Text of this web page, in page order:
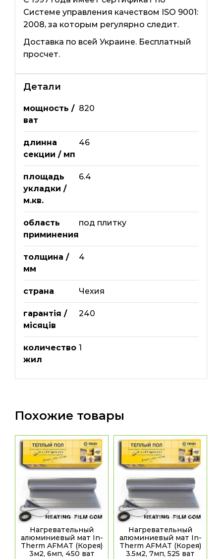
Системе управления качеством ISO 9001:
2008, за которым регулярно следит.
Доставка по всей Украине. Бесплатный
просчет.
Детали
мощность /
ват
820
длинна
секции / мп
46
площадь
укладки /
м.кв.
6.4
область
приминения
под плитку
толщина /
мм
4
страна Чехия
гарантія /
місяців
240
количество
жил
1
Похожие товары
Нагревательный
алюминиевый мат In-
Therm AFMAT (Корея)
3м2, 6мп, 450 ват
Нагревательный
алюминиевый мат In-
Therm AFMAT (Корея)
3.5м2, 7мп, 525 ват